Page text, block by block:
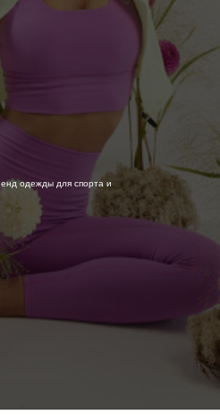
одежды для спорта и